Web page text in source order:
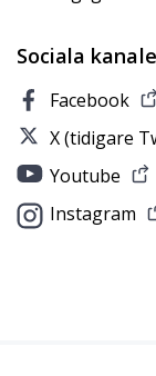
Sociala
Facebook
X (tidigare
Youtube
Instagram